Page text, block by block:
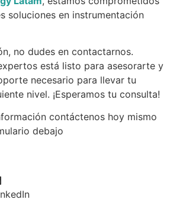
soluciones en instrumentación
no dudes en contactarnos.
está listo para asesorarte y
necesario para llevar tu
nivel. ¡Esperamos tu consulta!
contáctenos hoy mismo
debajo